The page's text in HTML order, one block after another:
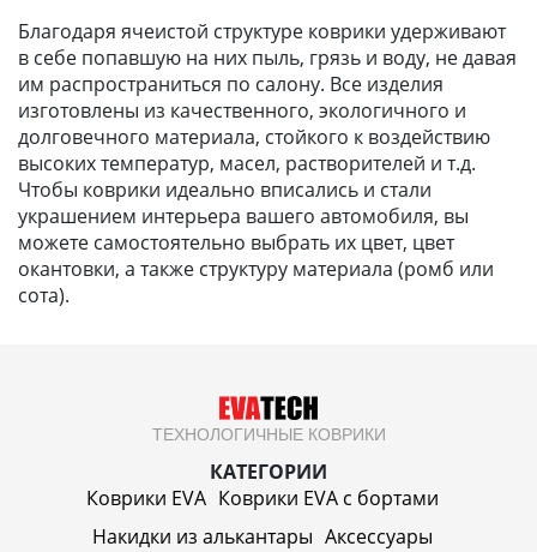
Благодаря ячеистой структуре коврики удерживают
в себе попавшую на них пыль, грязь и воду, не давая
им распространиться по салону. Все изделия
изготовлены из качественного, экологичного и
долговечного материала, стойкого к воздействию
высоких температур, масел, растворителей и т.д.
Чтобы коврики идеально вписались и стали
украшением интерьера вашего автомобиля, вы
можете самостоятельно выбрать их цвет, цвет
окантовки, а также структуру материала (ромб или
сота).
ТЕХНОЛОГИЧНЫЕ КОВРИКИ
КАТЕГОРИИ
Коврики EVA Коврики EVA c бортами
Накидки из алькантары Аксессуары